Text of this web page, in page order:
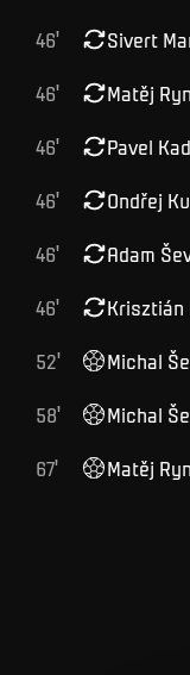
46' Sivert
46' Matěj
46' Pavel
46' Ondřej
46' Adam
46' Krisztián
52' Michal
58' Michal
67' Matěj